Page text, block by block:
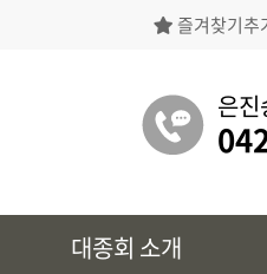
즐겨찾기추
은진
대종회 소개
유래